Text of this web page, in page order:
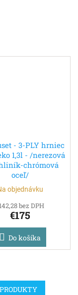
- 3-PLY hrniec
1,3l - /nerezová
chrómová
oceľ/
objednávku
bez DPH
€175
Do košíka